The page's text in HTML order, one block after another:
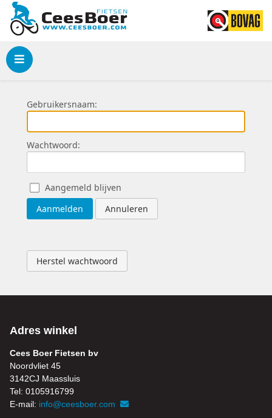
Menu
Gebruikersnaam:
Wachtwoord:
Aangemeld blijven
Aanmelden
Annuleren
Herstel wachtwoord
Adres winkel
Cees Boer Fietsen bv
Noordvliet 45
3142CJ Maassluis
Tel: 0105916799
E-mail: info@ceesboer.com